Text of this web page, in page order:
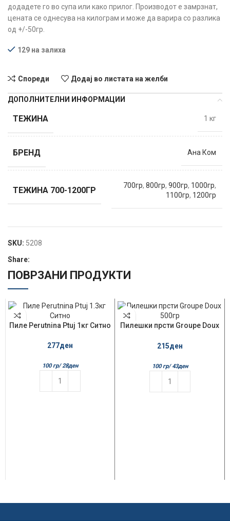
додадете го во супа или како прилог. Производот е замрзнат,
цената се однесува на килограм и може да варира со разлика
од +/-50гр.
129 на залиха
Спореди Додај во листата на желби
ДОПОЛНИТЕЛНИ ИНФОРМАЦИИ
ТЕЖИНА 1 кг
БРЕНД Ана Ком
ТЕЖИНА 700-1200ГР 700гр, 800гр, 900гр, 1000гр,
1100гр, 1200гр
SKU: 5208
Share:
ПОВРЗАНИ ПРОДУКТИ
Пиле Perutnina Ptuj 1кг Ситно
277ден
100 гр/ 28ден
Пилешки прсти Groupe Doux
215ден
100 гр/ 43ден